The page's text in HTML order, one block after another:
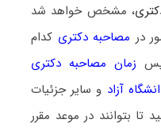
، مشخص خواهد شد
در مصاحبه دکتری کدام
زمان مصاحبه دکتری
آزاد و سایر جزئیات
تا بتوانند در موعد مقرر